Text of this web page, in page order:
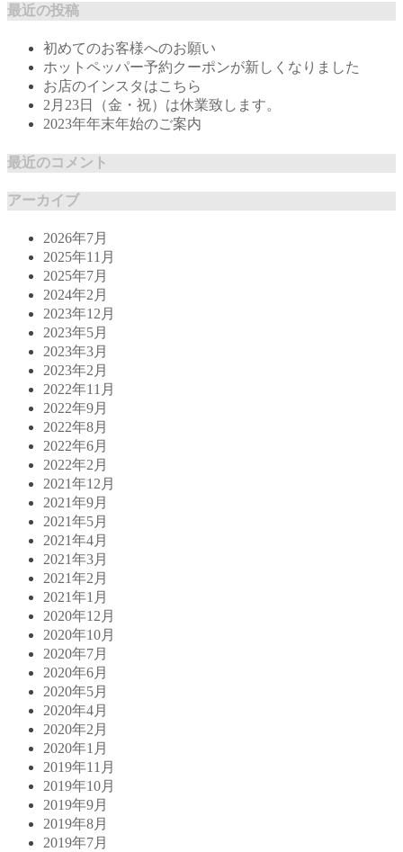
最近の投稿
初めてのお客様へのお願い
ホットペッパー予約クーポンが新しくなりました
お店のインスタはこちら
2月23日（金・祝）は休業致します。
2023年年末年始のご案内
最近のコメント
アーカイブ
2026年7月
2025年11月
2025年7月
2024年2月
2023年12月
2023年5月
2023年3月
2023年2月
2022年11月
2022年9月
2022年8月
2022年6月
2022年2月
2021年12月
2021年9月
2021年5月
2021年4月
2021年3月
2021年2月
2021年1月
2020年12月
2020年10月
2020年7月
2020年6月
2020年5月
2020年4月
2020年2月
2020年1月
2019年11月
2019年10月
2019年9月
2019年8月
2019年7月